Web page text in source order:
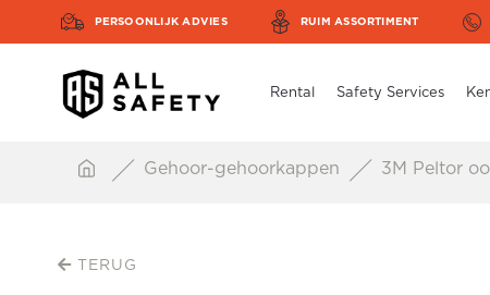
PERSOONLIJK ADVIES RUIM ASSORTIMENT
Rental Safety Services
Gehoor-gehoorkappen 3M Peltor
TERUG